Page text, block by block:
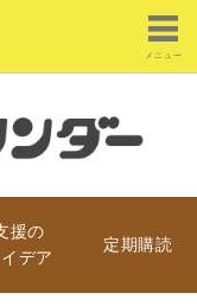
メニュー
援の
デア
定期購読